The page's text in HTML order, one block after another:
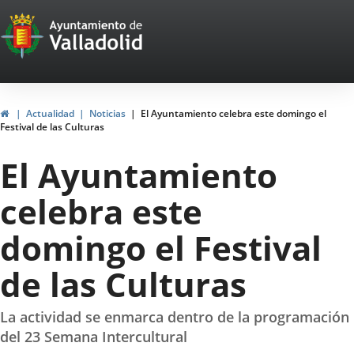
Portal
Web
del
Ayuntamiento
de
Valladolid
InicioActualidad Noticias
El Ayuntamiento celebra este domingo el
Festival de las Culturas
El Ayuntamiento
celebra este
domingo el Festival
de las Culturas
La actividad se enmarca dentro de la programación
del 23 Semana Intercultural